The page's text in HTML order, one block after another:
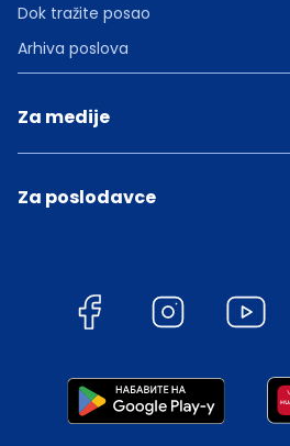
Dok tražite posao
Arhiva poslova
Za medije
Za poslodavce